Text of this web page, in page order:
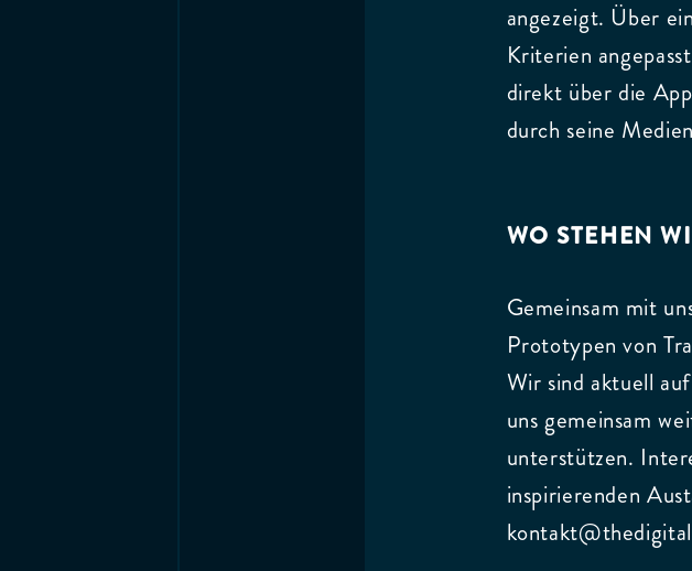
angezeigt. Über
Kriterien
direkt über die
durch seine
WO STEHEN
Gemeinsam mit
Prototypen von
Wir sind aktuell
uns gemeinsam
unterstützen.
inspirierenden